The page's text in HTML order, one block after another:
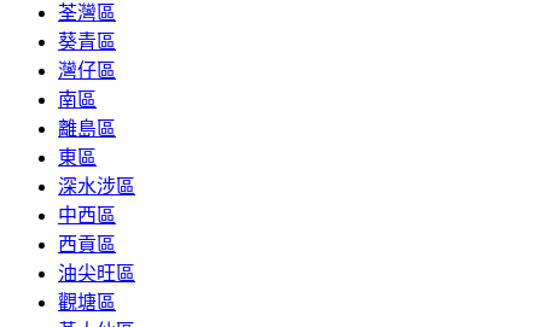
荃灣區
葵青區
灣仔區
南區
離島區
東區
深水涉區
中西區
西貢區
油尖旺區
觀塘區